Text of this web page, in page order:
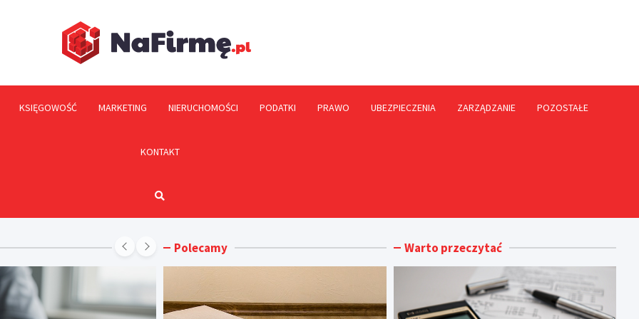
KSIĘGOWOŚĆ MARKETING NIERUCHOMOŚCI PODATKI PRAWO UBEZPIECZENIA ZARZĄDZANIE POZOSTAŁE
KONTAKT
Polecamy Warto przeczytać